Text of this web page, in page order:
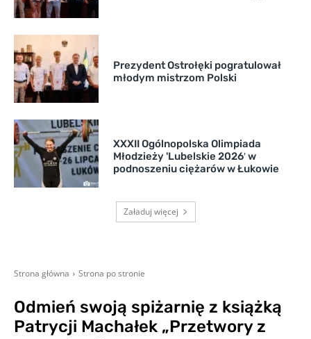
Prezydent Ostrołęki pogratulował
młodym mistrzom Polski
XXXII Ogólnopolska Olimpiada
Młodzieży 'Lubelskie 2026′ w
podnoszeniu ciężarów w Łukowie
Załaduj więcej